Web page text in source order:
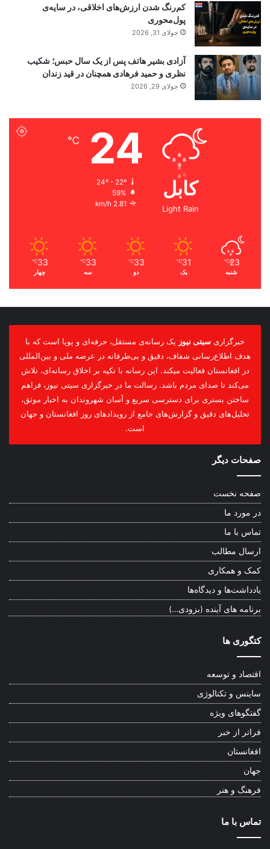
کم‌رنگ شدن ارزش‌های اخلاقی، در سایه‌ی
پول‌محوری
جولای 31, 2026
آزادی بشیر هاتف پس از یک سال حبس؛ شکیب
نظری و حمید فرهادی همچنان در قید زندان
جولای 29, 2026
کابل
Light Rain
24
℃
24º - 22º
59%
2.81 km/h
23
℃
شنبه
31
℃
یک
33
℃
دو
33
℃
سه
33
℃
چهار
خبرگزاری سیتی نیوز یک رسانه‌ی مستقل، حرفه‌ای و پویا است که با
هدف اطلاع‌رسانی شفاف، دقیق و بی‌طرفانه در عرصه ملی و بین‌المللی
در افغانستان فعالیت میکند. این رسانه با تکیه بر اخلاق رسانه‌ای، تلاش
می‌کند تا صدای مردم باشد. رسالت ما در خبرگزاری سیتی نیوز، فراهم
ساختن بستری برای دسترسی سریع و آسان شهروندان به اخبار موثق،
تحلیل‌های دقیق و گزارش‌های جامع از رویدادهای روز افغانستان و جهان
است.
صفحات دیگر
صفحه نخست
در مورد ما
تماس با ما
ارسال مطالب
کمک و همکاری
یادداشت‌ها و دیدگاه‌ها
برنامه های آینده (بزودی…)
کتگوری ها
اقتصاد و توسعه
ساینس و تکنالوژی
گفتگوهای ویژه
فراتر از خبر
افغانستان
جهان
فرهنگ و هنر
تماس با ما